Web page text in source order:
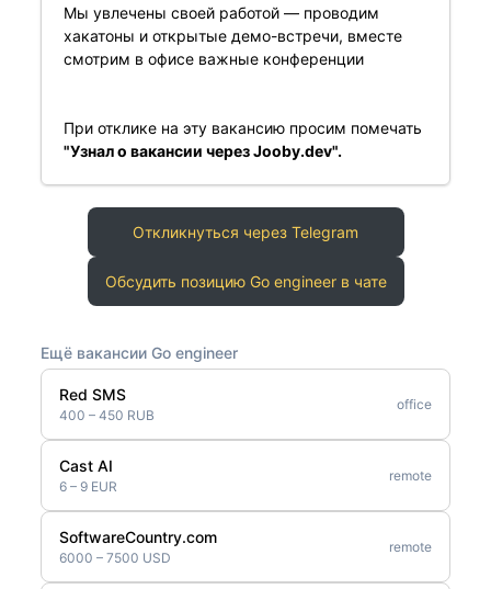
Мы увлечены своей работой — проводим
хакатоны и открытые демо-встречи, вместе
смотрим в офисе важные конференции
При отклике на эту вакансию просим помечать
"Узнал о вакансии через Jooby.dev".
Откликнуться через Telegram
Обсудить позицию Go engineer в чате
Ещё вакансии Go engineer
Red SMS
400 – 450 RUB
office
Cast AI
6 – 9 EUR
remote
SoftwareCountry.com
6000 – 7500 USD
remote